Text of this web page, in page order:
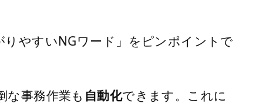
やすいNGワード」をピンポイントで
な事務作業も 自動化できます。これに